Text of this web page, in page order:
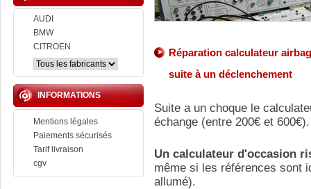
AUDI
BMW
CITROEN
INFORMATIONS
Mentions légales
Paiements sécurisés
Tarif livraison
cgv
Réparation calculateur
suite à un déclenchement
Suite a un choque le
échange (entre 200€ et 600€).
Un calculateur d'occasion
même si les références sont
allumé).